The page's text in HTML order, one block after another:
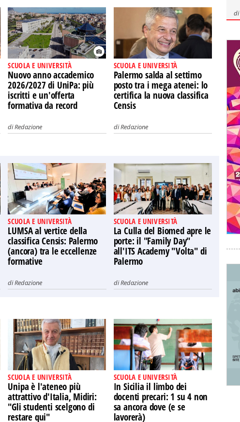
SCUOLA E UNIVERSITÀ
Nuovo anno accademico
2026/2027 di UniPa: più
iscritti e un'offerta
formativa da record
diRedazione
SCUOLA E UNIVERSITÀ
Palermo salda al settimo
posto tra i mega atenei: lo
certifica la nuova classifica
Censis
diRedazione
SCUOLA E UNIVERSITÀ
LUMSA al vertice della
classifica Censis: Palermo
(ancora) tra le eccellenze
formative
diRedazione
SCUOLA E UNIVERSITÀ
La Culla del Biomed apre le
porte: il "Family Day"
all'ITS Academy "Volta" di
Palermo
diRedazione
SCUOLA E UNIVERSITÀ
Unipa è l'ateneo più
attrattivo d'Italia, Midiri:
"Gli studenti scelgono di
restare qui"
SCUOLA E UNIVERSITÀ
In Sicilia il limbo dei
docenti precari: 1 su 4 non
sa ancora dove (e se
lavorerà)
di